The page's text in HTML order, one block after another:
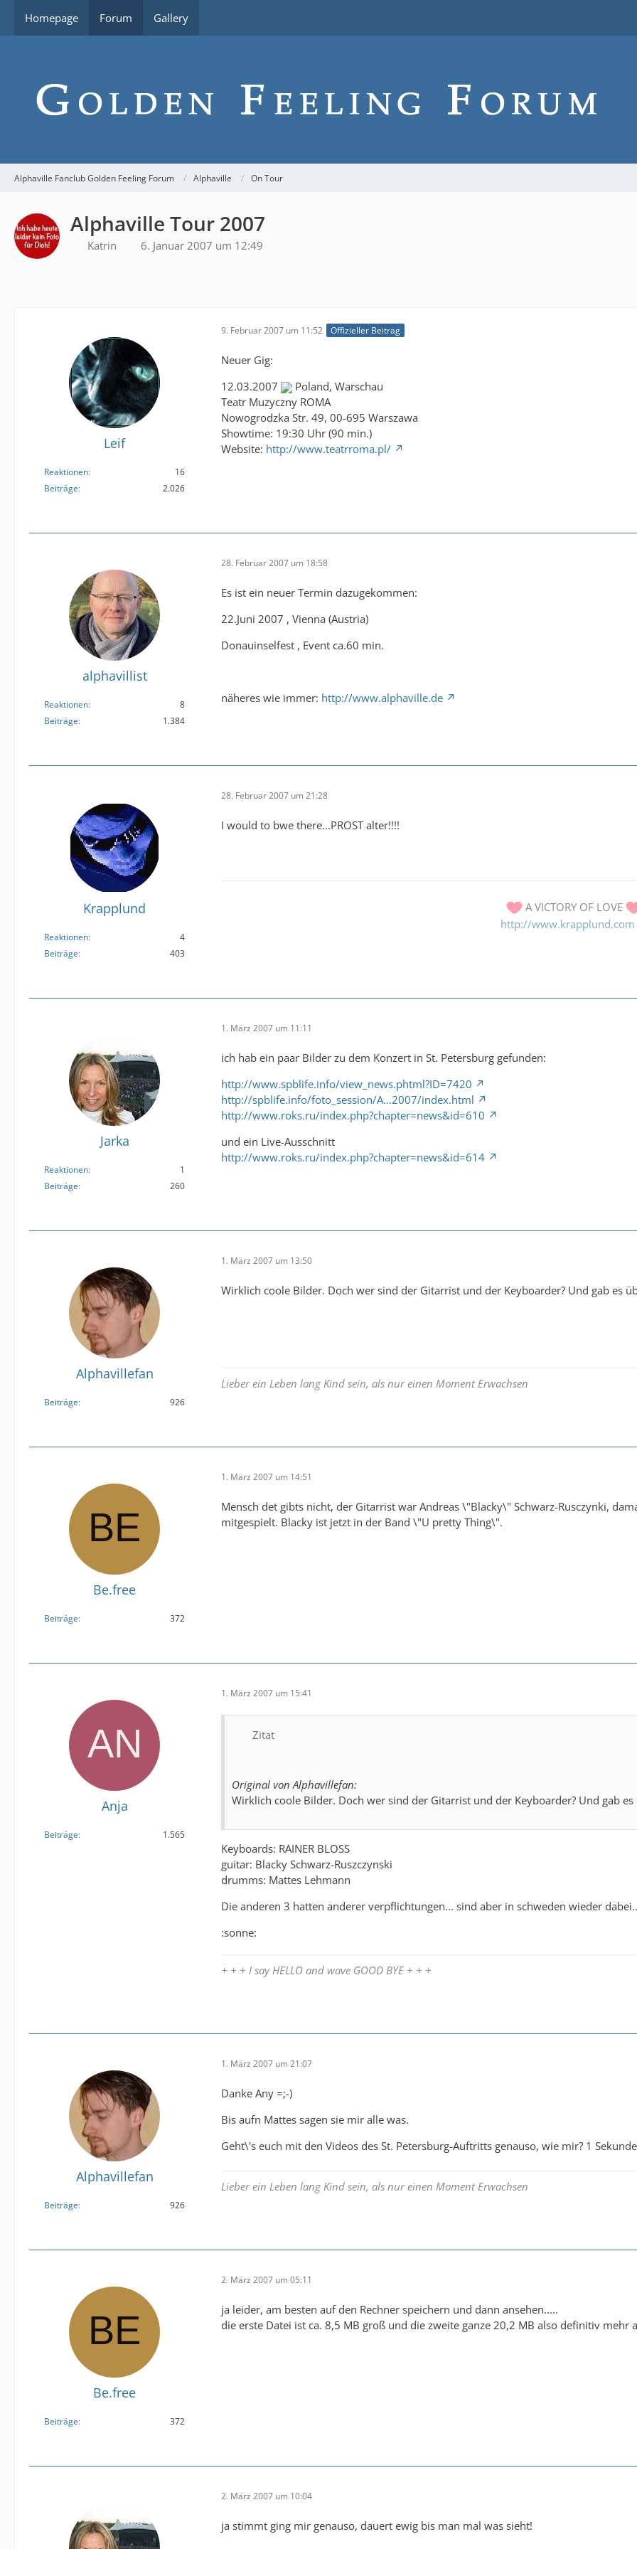
Homepage Forum Gallery
Alphaville Fanclub Golden Feeling Forum Alphaville On Tour
Alphaville Tour 2007
Katrin 6. Januar 2007 um 12:49
Leif
Reaktionen
16
Beiträge
2.026
9. Februar 2007 um 11:52 Offizieller Beitrag
Neuer Gig:
12.03.2007
Poland, Warschau
Teatr Muzyczny ROMA
Nowogrodzka Str. 49, 00-695 Warszawa
Showtime: 19:30 Uhr (90 min.)
Website: http://www.teatrroma.pl/
alphavillist
Reaktionen
8
Beiträge
1.384
28. Februar 2007 um 18:58
Es ist ein neuer Termin dazugekommen:
22.Juni 2007 , Vienna (Austria)
Donauinselfest , Event ca.60 min.
näheres wie immer: http://www.alphaville.de
Krapplund
Reaktionen
4
Beiträge
403
28. Februar 2007 um 21:28
I would to bwe there...PROST alter!!!!
A VICTORY OF LOVE
http://www.krapplund.com
Jarka
Reaktionen
1
Beiträge
260
1. März 2007 um 11:11
ich hab ein paar Bilder zu dem Konzert in St. Petersburg gefunden:
http://www.spblife.info/view_news.phtml?ID=7420
http://spblife.info/foto_session/A…2007/index.html
http://www.roks.ru/index.php?chapter=news&id=610
und ein Live-Ausschnitt
http://www.roks.ru/index.php?chapter=news&id=614
Alphavillefan
Beiträge 926
1. März 2007 um 13:50
Wirklich coole Bilder. Doch wer sind der Gitarrist und der Keyboarder? Und gab es
Lieber ein Leben lang Kind sein, als nur einen Moment Erwachsen
Be.free
Beiträge 372
1. März 2007 um 14:51
Mensch det gibts nicht, der Gitarrist war Andreas \"Blacky\" Schwarz-Rusczynki,
mitgespielt. Blacky ist jetzt in der Band \"U pretty Thing\".
Anja
Beiträge 1.565
1. März 2007 um 15:41
Zitat
Original von Alphavillefan:
Wirklich coole Bilder. Doch wer sind der Gitarrist und der Keyboarder? Und gab
Keyboards: RAINER BLOSS
guitar: Blacky Schwarz-Ruszczynski
drumms: Mattes Lehmann
Die anderen 3 hatten anderer verpflichtungen... sind aber in schweden wieder
:sonne:
+ + + I say HELLO and wave GOOD BYE + + +
Alphavillefan
Beiträge 926
1. März 2007 um 21:07
Danke Any =;-)
Bis aufn Mattes sagen sie mir alle was.
Geht\'s euch mit den Videos des St. Petersburg-Auftritts genauso, wie mir? 1
Lieber ein Leben lang Kind sein, als nur einen Moment Erwachsen
Be.free
Beiträge 372
2. März 2007 um 05:11
ja leider, am besten auf den Rechner speichern und dann ansehen.....
die erste Datei ist ca. 8,5 MB groß und die zweite ganze 20,2 MB also definitiv mehr
2. März 2007 um 10:04
ja stimmt ging mir genauso, dauert ewig bis man mal was sieht!